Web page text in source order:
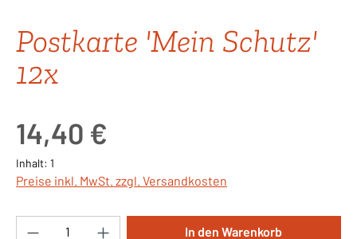
Postkarte 'Mein Schutz'
12x
14,40 €
Inhalt: 1
Preise inkl. MwSt. zzgl. Versandkosten
Produkt Anzahl: Gib den gewünschten
In den Warenkorb